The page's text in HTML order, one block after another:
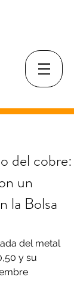
del cobre:
un
la Bolsa
del metal
y su